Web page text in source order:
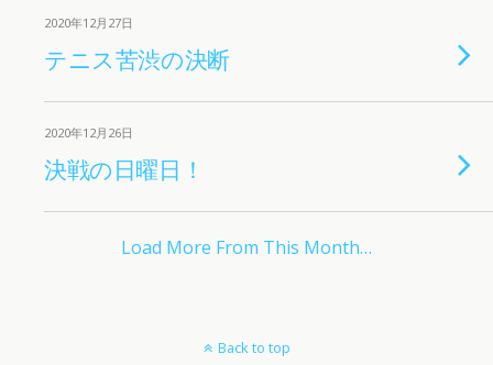
2020年12月27日
テニス苦渋の決断
2020年12月26日
決戦の日曜日！
Load More From This Month…
Back to top